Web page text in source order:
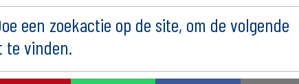
een zoekactie op de site, om de volgende
te vinden.